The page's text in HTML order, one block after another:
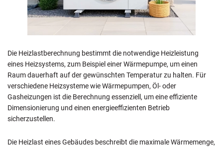
Die Heizlastberechnung bestimmt die notwendige Heizleistung
eines Heizsystems, zum Beispiel einer Wärmepumpe, um einen
Raum dauerhaft auf der gewünschten Temperatur zu halten. Für
verschiedene Heizsysteme wie Wärmepumpen, Öl- oder
Gasheizungen ist die Berechnung essenziell, um eine effiziente
Dimensionierung und einen energieeffizienten Betrieb
sicherzustellen.
Die Heizlast eines Gebäudes beschreibt die maximale Wärmemenge,